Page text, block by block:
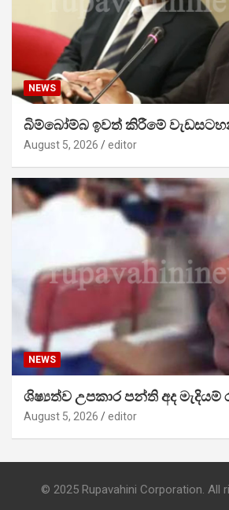
NEWS
බිම්බෝම්බ ඉවත් කිරීමේ
August 5, 2026 editor
NEWS
ශිෂ්‍යත්ව උපකාර පන්ති අද
August 5, 2026 editor
© 2025 Rupavahini Corporation. All